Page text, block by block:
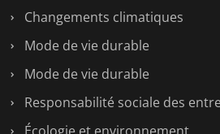
Changements climatiques
Mode de vie durable
Mode de vie durable
Responsabilité sociale des